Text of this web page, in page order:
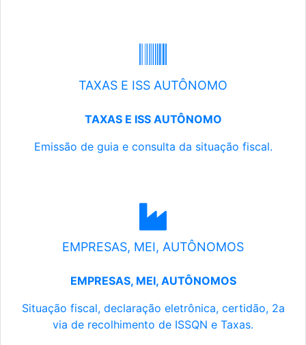
TAXAS E ISS AUTÔNOMO
TAXAS E ISS AUTÔNOMO
Emissão de guia e consulta da situação fiscal.
EMPRESAS, MEI, AUTÔNOMOS
EMPRESAS, MEI, AUTÔNOMOS
Situação fiscal, declaração eletrônica, certidão, 2a
via de recolhimento de ISSQN e Taxas.